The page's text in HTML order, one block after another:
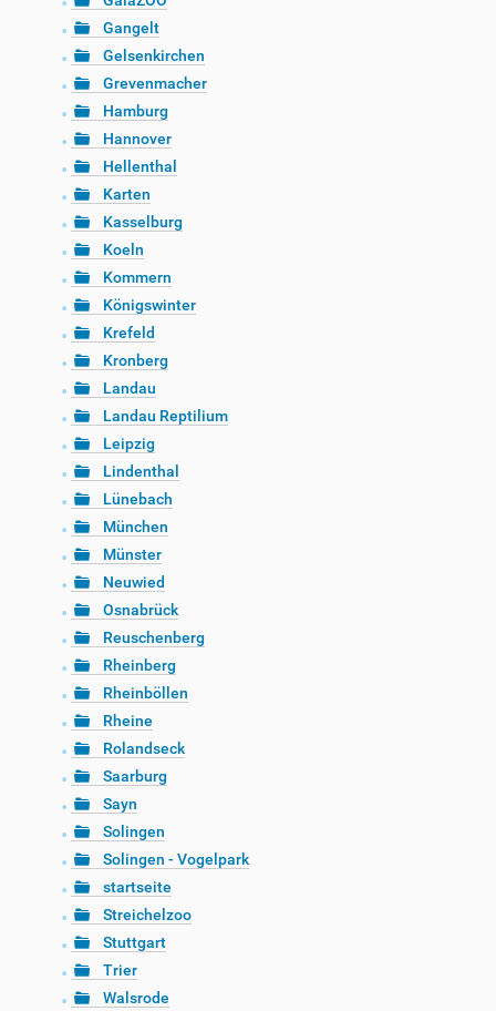
Gangelt
Gelsenkirchen
Grevenmacher
Hamburg
Hannover
Hellenthal
Karten
Kasselburg
Koeln
Kommern
Königswinter
Krefeld
Kronberg
Landau
Landau Reptilium
Leipzig
Lindenthal
Lünebach
München
Münster
Neuwied
Osnabrück
Reuschenberg
Rheinberg
Rheinböllen
Rheine
Rolandseck
Saarburg
Sayn
Solingen
Solingen - Vogelpark
startseite
Streichelzoo
Stuttgart
Trier
Walsrode